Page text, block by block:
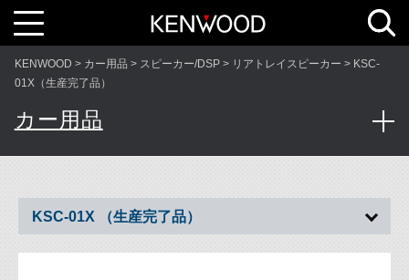
T
o
g
g
l
e
n
i
g
i
KENWOOD カー用品 スピーカー/DSP リアトレイスピーカー
KSC-
01X（生産完了品）
カー用品
KSC-01X （生産完了品）